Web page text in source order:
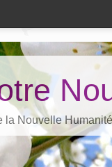
la Nouvelle Humanité